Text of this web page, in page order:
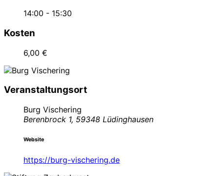
14:00 - 15:30
Kosten
6,00 €
Veranstaltungsort
Burg Vischering
Berenbrock 1, 59348 Lüdinghausen
Website
https://burg-vischering.de